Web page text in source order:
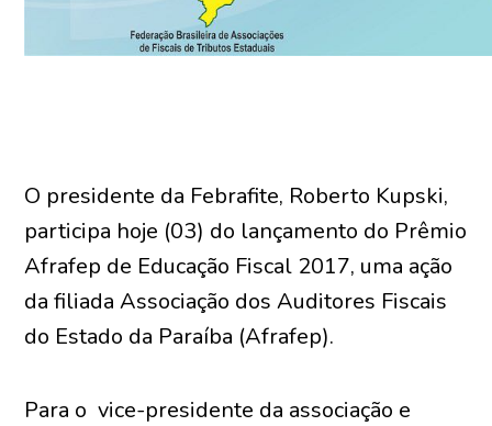
O presidente da Febrafite, Roberto Kupski,
participa hoje (03) do lançamento do Prêmio
Afrafep de Educação Fiscal 2017, uma ação
da filiada Associação dos Auditores Fiscais
do Estado da Paraíba (Afrafep).
Para o vice-presidente da associação e